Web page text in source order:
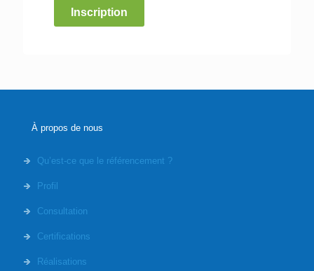
Inscription
À propos de nous
Qu’est-ce que le référencement ?
Profil
Consultation
Certifications
Réalisations